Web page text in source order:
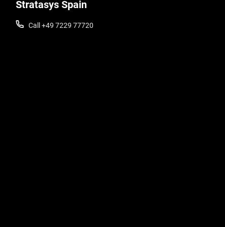
Stratasys Spain
Call +49 7229 77720